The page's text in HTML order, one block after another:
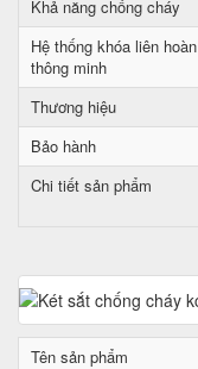
Khả năng chống cháy
Hệ thống khóa liên hoàn
thông minh
Thương hiệu
Bảo hành
Chi tiết sản phẩm
Tên sản phẩm